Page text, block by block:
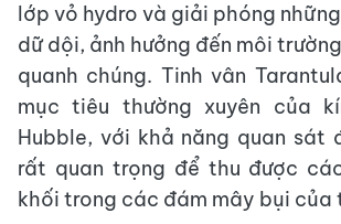
lớp vỏ hydro và giải phóng
dữ dội, ảnh hưởng đến môi
quanh chúng. Tinh vân
mục tiêu thường xuyên của
Hubble, với khả năng quan sát
rất quan trọng để thu được
khối trong các đám mây bụi của